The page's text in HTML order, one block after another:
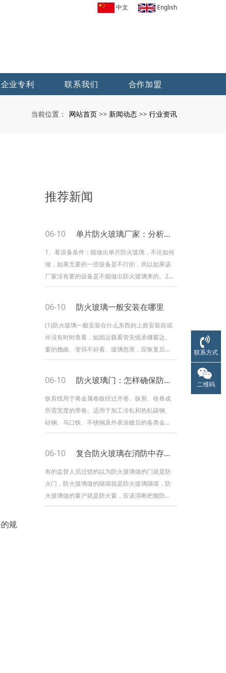
中文 English
企业专利 联系我们 合作加盟
当前位置： 网站首页 >> 新闻动态 >> 行业资讯
规
推荐新闻
06-10 单片防火玻璃厂家：分析单片防火玻璃质量怎么样
1、看设备条件：能做出单片防火玻璃，不论如何
做，如果无要的一些设备是不行的，所以如果该
厂家没有要的设备是不能做出防火玻璃来的。2、
玻璃的粒度如果把单片防火玻璃打破，它的粒度
50*50mm范围内40粒的要求，如果只要几十粒
一般仅仅钢化玻璃，达不到40粒，更不用
06-10 防火玻璃一般安装在哪里
(1)防火玻璃一般安装在什么东西的上面安装前或
许没有时时查看，如因运载看管失慎承继窗边、
窗的翘曲、变得不好看、玻璃危害，应恢复后方
可时时安装。(2)防火玻璃一般安装在什么东西的
前后中止的时刻度，解决横平、竖直、环境不一
样。(3)防火玻璃一般安装在什么东西的
06-10 防火玻璃门：怎样确保防火门能在危急时刻发挥作用
纵剪线用于将金属卷板经过开卷、纵剪、收卷成
所需宽度的带卷。适用于加工冷轧和热轧碳钢、
硅钢、马口铁、不锈钢及外表涂镀后的各类金属
资料。下面咱们再来看看纵剪线的裁剪动力这方
服操控技能，速度快，噪音小，寿命长。模具：
选用进口合金钢制造的模具，具有剪切毛刺小
06-10 复合防火玻璃在消防中存在哪些问题
有的监督人员过错的以为防火玻璃做的门就是防
火门，防火玻璃做的隔墙就是防火玻璃隔墙，防
火玻璃做的窗户就是防火窗，应该清晰把握防火
玻璃、防火玻璃隔墙、防火门、防火窗是不同的
联系方式
二维码